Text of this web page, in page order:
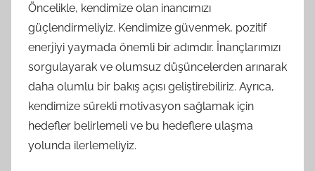
Öncelikle, kendimize olan inancımızı
güçlendirmeliyiz. Kendimize güvenmek, pozitif
enerjiyi yaymada önemli bir adımdır. İnançlarımızı
sorgulayarak ve olumsuz düşüncelerden arınarak
daha olumlu bir bakış açısı geliştirebiliriz. Ayrıca,
kendimize sürekli motivasyon sağlamak için
hedefler belirlemeli ve bu hedeflere ulaşma
yolunda ilerlemeliyiz.